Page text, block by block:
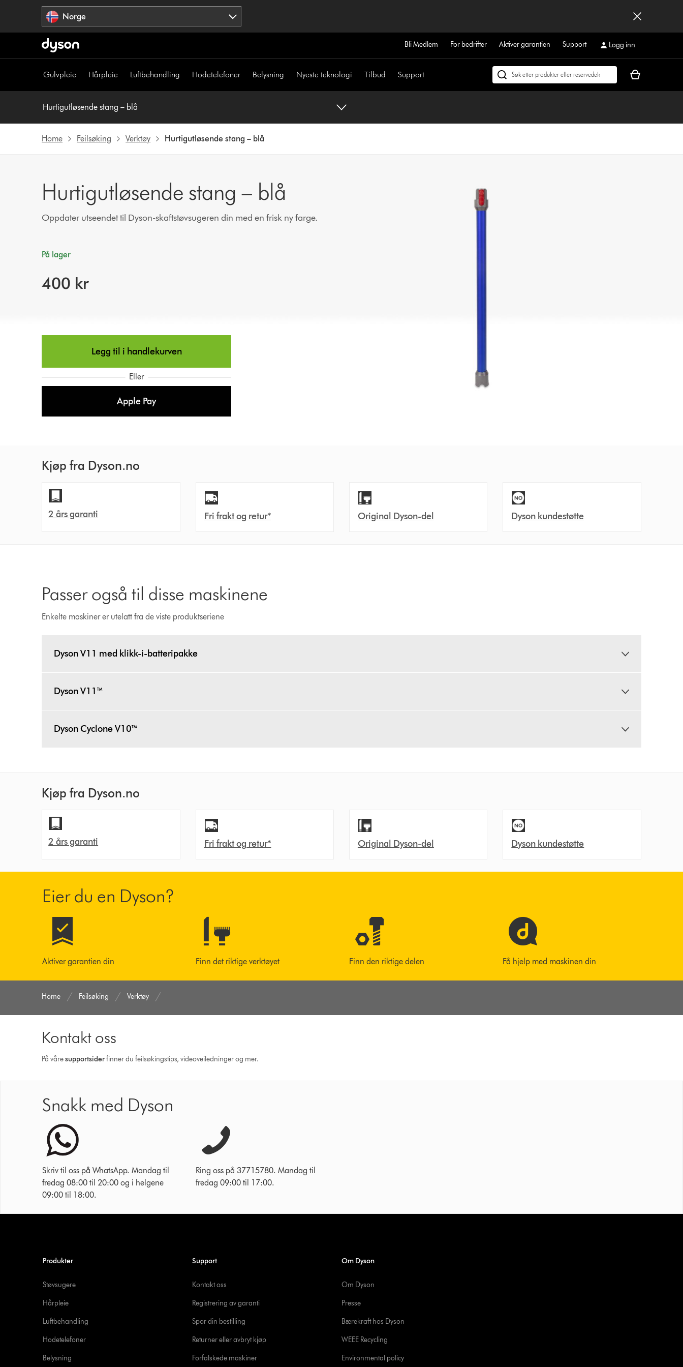
Norge
Bli Medlem For bedrifter Aktiver garantien Support Logg inn
Gulvpleie Hårpleie Luftbehandling Hodetelefoner Belysning Nyeste teknologi Tilbud Support
Søk
Handlekurven
Hurtigutløsende stang – blå
Home Feilsøking Verktøy Hurtigutløsende stang – blå
Hurtigutløsende stang – blå
Oppdater utseendet til Dyson-skaftstøvsugeren din med en frisk ny farge.
På lager
400 kr
Legg til i handlekurven
Eller
Apple Pay
Kjøp fra Dyson.no
2 års garanti Fri frakt og retur* Original Dyson-del Dyson kundestøtte
Passer også til disse maskinene
Enkelte maskiner er utelatt fra de viste produktseriene
Dyson V11 med klikk-i-batteripakke
Dyson V11™
Dyson Cyclone V10™
Kjøp fra Dyson.no
2 års garanti Fri frakt og retur* Original Dyson-del Dyson kundestøtte
Eier du en Dyson?
Aktiver garantien din Finn det riktige verktøyet Finn den riktige delen Få hjelp med maskinen din
Home Feilsøking Verktøy
Kontakt oss
På våresupportsiderfinner du feilsøkingstips, videoveiledninger og mer.
Snakk med Dyson
Skriv til oss på WhatsApp. Mandag til
fredag 08:00 til 20:00 og i helgene
09:00 til 18:00.
Ring oss på 37715780. Mandag til
fredag 09:00 til 17:00.
Produkter
Støvsugere
Hårpleie
Luftbehandling
Hodetelefoner
Belysning
Support
Kontakt oss
Registrering av garanti
Spor din bestilling
Returner eller avbryt kjøp
Forfalskede maskiner
Om Dyson
Om Dyson
Presse
Bærekraft hos Dyson
WEEE Recycling
Environmental policy